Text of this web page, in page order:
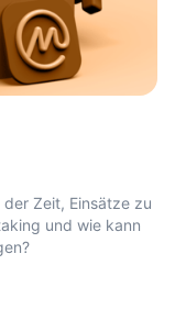
Zeit, Einsätze zu
und wie kann